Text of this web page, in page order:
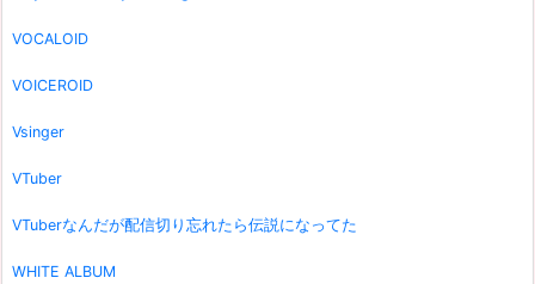
VOCALOID
VOICEROID
Vsinger
VTuber
VTuberなんだが配信切り忘れたら伝説になってた
WHITE ALBUM